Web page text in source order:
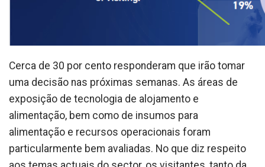
Cerca de 30 por cento responderam que irão tomar
uma decisão nas próximas semanas. As áreas de
exposição de tecnologia de alojamento e
alimentação, bem como de insumos para
alimentação e recursos operacionais foram
particularmente bem avaliadas. No que diz respeito